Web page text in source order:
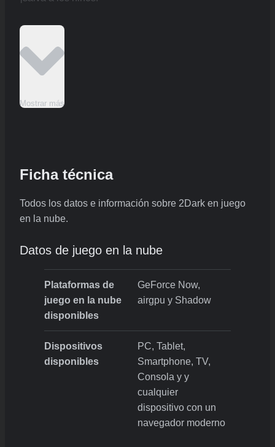
Mostrar más
Ficha técnica
Todos los datos e información sobre 2Dark en juego
en la nube.
Datos de juego en la nube
Plataformas de
juego en la nube
disponibles
GeForce Now,
airgpu y Shadow
Dispositivos
disponibles
PC, Tablet,
Smartphone, TV,
Consola y y
cualquier
dispositivo con un
navegador moderno